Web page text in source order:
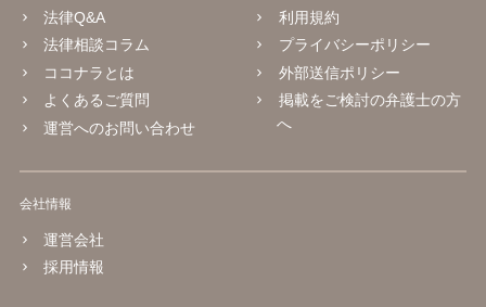
法律Q&A
法律相談コラム
ココナラとは
よくあるご質問
運営へのお問い合わせ
利用規約
プライバシーポリシー
外部送信ポリシー
掲載をご検討の弁護士の方
へ
会社情報
運営会社
採用情報